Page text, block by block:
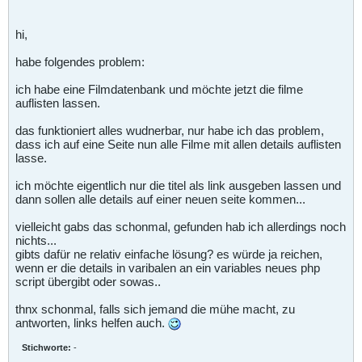
hi,
habe folgendes problem:
ich habe eine Filmdatenbank und möchte jetzt die filme
auflisten lassen.
das funktioniert alles wudnerbar, nur habe ich das problem,
dass ich auf eine Seite nun alle Filme mit allen details auflisten
lasse.
ich möchte eigentlich nur die titel als link ausgeben lassen und
dann sollen alle details auf einer neuen seite kommen...
vielleicht gabs das schonmal, gefunden hab ich allerdings noch
nichts...
gibts dafür ne relativ einfache lösung? es würde ja reichen,
wenn er die details in varibalen an ein variables neues php
script übergibt oder sowas..
thnx schonmal, falls sich jemand die mühe macht, zu
antworten, links helfen auch.
Stichworte: -